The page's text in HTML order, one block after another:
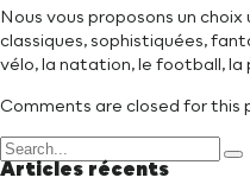
Nous vous proposons un
classiques, sophistiquées,
vélo, la natation, le football, la
Comments are closed for this
Articles récents